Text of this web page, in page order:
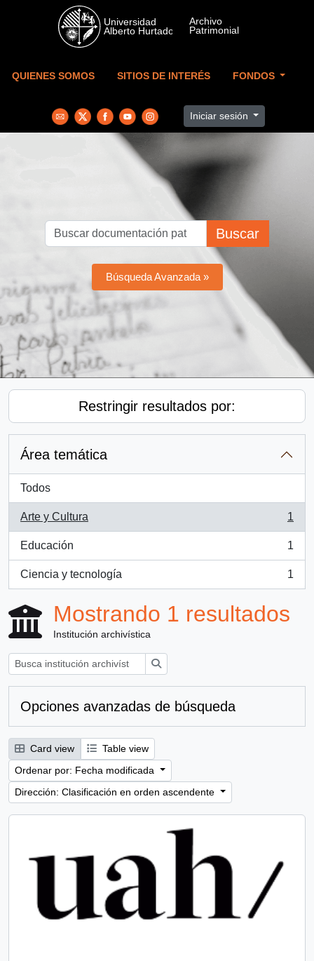
Skip to main content
QUIENES SOMOS SITIOS DE INTERÉS FONDOS
Iniciar sesión
Buscar
Búsqueda Avanzada »
Restringir resultados por:
Área temática
Todos
Arte y Cultura
, 1 resultados
1
Educación
, 1 resultados
1
Ciencia y tecnología
, 1 resultados
1
Mostrando 1 resultados
Institución archivística
Opciones avanzadas de búsqueda
Card view
Table view
Ordenar por: Fecha modificada
Dirección: Clasificación en orden ascendente